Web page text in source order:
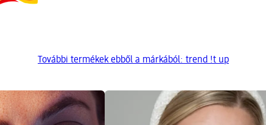
További termékek ebből a márkából: trend !t up